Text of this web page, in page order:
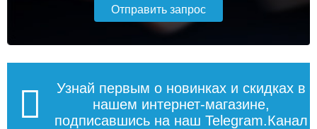
Узнай первым о новинках и скидках в
нашем интернет-магазине,
подписавшись на наш Telegram.Канал